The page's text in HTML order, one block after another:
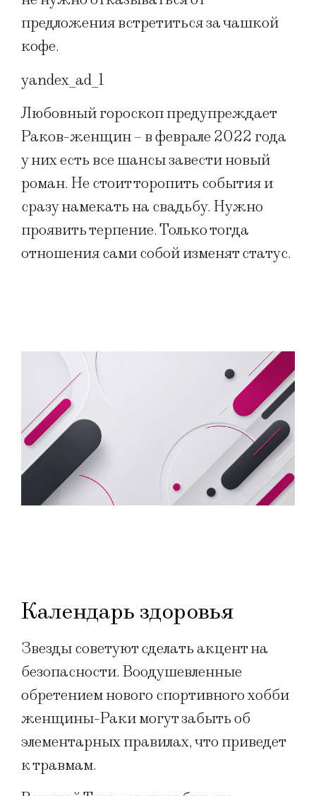
предложения встретиться за чашкой
кофе.
yandex_ad_1
Любовный гороскоп предупреждает
Раков-женщин – в феврале 2022 года
у них есть все шансы завести новый
роман. Не стоит торопить события и
сразу намекать на свадьбу. Нужно
проявить терпение. Только тогда
отношения сами собой изменят статус.
Календарь здоровья
Звезды советуют сделать акцент на
безопасности. Воодушевленные
обретением нового спортивного хобби
женщины-Раки могут забыть об
элементарных правилах, что приведет
к травмам.